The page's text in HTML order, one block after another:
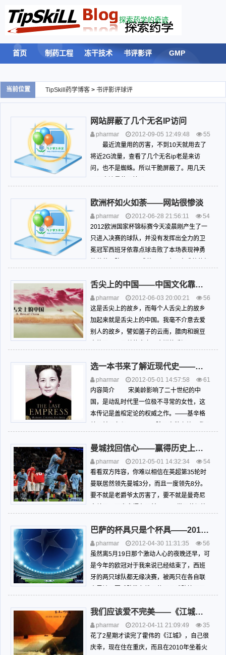
探索药学的奇迹
首页 制药工程 冻干技术 书评影评 GMP
SELECT emlog_rsslogs.log,emlog_rssfeeds.title FROM
emlog_rsslogs INNER JOIN emlog_rssfeeds ON
emlog_rsslogs.rssid = emlog_rssfeeds.id ORDER BY
emlog_rsslogs.id DESC limit 5
error: 1146 , Table 'tipskill_emlog654.emlog_rsslogs'
doesn't exist
← 点击返回
当前位置 TipSkill药学博客 > 书评影评球评
网站屏蔽了几个无名IP访问
pharmar 2012-09-05 12:49:48
55
书评影评球评
最近流量用的厉害，不到10天就用去了
将近2G流量，查看了几个无名ip老是来访
问，也不是蜘蛛。所以干脆屏蔽了。用几天
欧洲杯如火如荼——网站很惨淡
pharmar 2012-06-28 21:56:11
54
92
书评影评球评
2012欧洲国家杯锦标赛今天凌晨刚产生了一
只进入决赛的球队，并没有发挥出全力的卫
冕冠军西班牙依靠点球击败了本场表现神勇
同时...
舌尖上的中国——中国文化靠她传承
pharmar 2012-06-03 20:00:21
56
80
书评影评球评
这是舌尖上的故乡，而每个人舌尖上的故乡
加起来就是舌尖上的中国。我毫不介意去爱
别人的故乡，譬如菌子的云南，腊肉和豌豆
尖上的中国才是我们的，有灵魂的中国，只
有在这个问题上，古今左右海峡两岸内外蒙
古都有彻底达成共识的可能。 ...
选一本书来了解近现代史——《宋美龄传》
pharmar 2012-05-01 14:57:58
61
24
书评影评球评
内容简介 宋美龄影响了二十世纪的中
国，是动乱时代里一位极不寻常的女性，这
本传记是盖棺定论的权威之作。——基辛格
自述。在她超过百年的生命历程中，有近70
年的时间是对中国、中国台湾予以直接或间
接的影响。就正如本书...
曼城找回信心——赢得历史上最重要德比战
pharmar 2012-05-01 14:32:34
54
83
书评影评球评
看看双方阵容，你难以相信在英超第35轮时
曼联居然领先曼城3分，而且一度领先8分。
要不就是老爵爷太厉害了，要不就是曼奇尼
进他职业生涯的最关键入球。这也奇了怪
了，比利时这个国家总是出世界级的中卫。
孔帕尼这个时代的代表。 ...
巴萨的杯具只是个杯具——2012欧冠观战总结
pharmar 2012-04-30 11:31:35
56
21
书评影评球评
虽然离5月19日那个激动人心的夜晚还早，可
是今年的欧冠对于我来说已经结束了，西班
牙的两只球队都无缘决赛，被两只在各自联
好；而且从来不存在永恒不败的王朝，时间
是敌人，对手是敌人，一切都是敌人。
欧冠四强的淘汰赛第二...
我们应该爱不完美——《江城》读后
pharmar 2012-04-11 21:09:49
35
71
书评影评球评
花了2星期才读完了霍伟的《江城》，自己很
庆幸，现在住在重庆，而且在2010年坐着火